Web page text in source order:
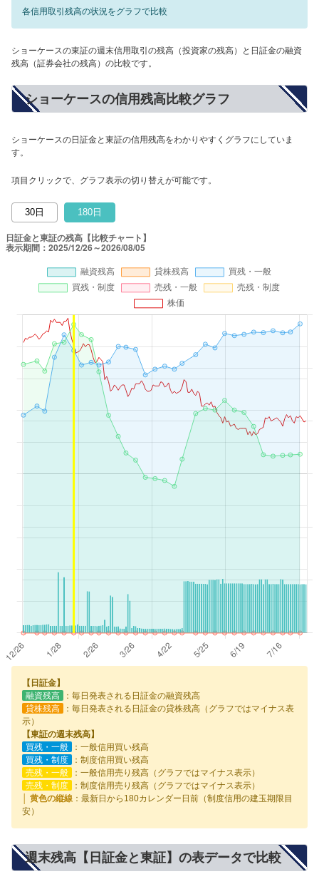
各信用取引残高の状況をグラフで比較
ショーケースの東証の週末信用取引の残高（投資家の残高）と日証金の融資
残高（証券会社の残高）の比較です。
ショーケースの信用残高比較グラフ
ショーケースの日証金と東証の信用残高をわかりやすくグラフにしていま
す。
項目クリックで、グラフ表示の切り替えが可能です。
30日 180日
【日証金】
融資残高
：毎日発表される日証金の融資残高
貸株残高
：毎日発表される日証金の貸株残高（グラフではマイナス表
示）
【東証の週末残高】
買残・一般
：一般信用買い残高
買残・制度
：制度信用買い残高
売残・一般
：一般信用売り残高（グラフではマイナス表示）
売残・制度
：制度信用売り残高（グラフではマイナス表示）
│ 黄色の縦線 ：最新日から180カレンダー日前（制度信用の建玉期限目
安）
週末残高【日証金と東証】の表データで比較